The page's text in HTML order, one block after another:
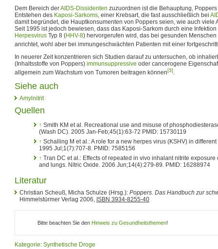
Dem Bereich derAIDS-Dissidenten zuzuordnen ist die Behauptung,
Entstehen des Kaposi-Sarkoms, einer Krebsart, die fast ausschließlich bei
damit begründet, die Hauptkonsumenten von Poppers seien, wie auch viele
Seit 1995 ist jedoch bewiesen, dass das Kaposi-Sarkom durch eine
Herpesvirus Typ 8 (HHV-8) hervorgerufen wird, das bei gesunden
anrichtet, wohl aber bei immungeschwächten Patienten mit einer
In neuerer Zeit konzentrieren sich Studien darauf zu untersuchen, ob
(Inhaltsstoffe von Poppers) immunsuppressive oder cancerogene
allgemein zum Wachstum von Tumoren beitragen können[3].
Siehe auch
Amylnitrit
Quellen
↑ Smith KM et al. Recreational use and misuse of
(Wash DC). 2005 Jan-Feb;45(1):63-72 PMID: 15730119
↑ Schalling M et al.: A role for a new herpes virus (KSHV) in
1995 Jul;1(7):707-8. PMID: 7585156
↑ Tran DC et al.: Effects of repeated in vivo inhalant nitrite
and lungs. Nitric Oxide. 2006 Jun;14(4):279-89. PMID: 16288974
Literatur
Christian Scheuß, Micha Schulze (Hrsg.): Poppers. Das Handbuch zur
Himmelstürmer Verlag 2006, ISBN 3934-8255-40
Bitte beachten Sie den Hinweis zu Gesundheitsthemen!
Kategorie: Synthetische Droge